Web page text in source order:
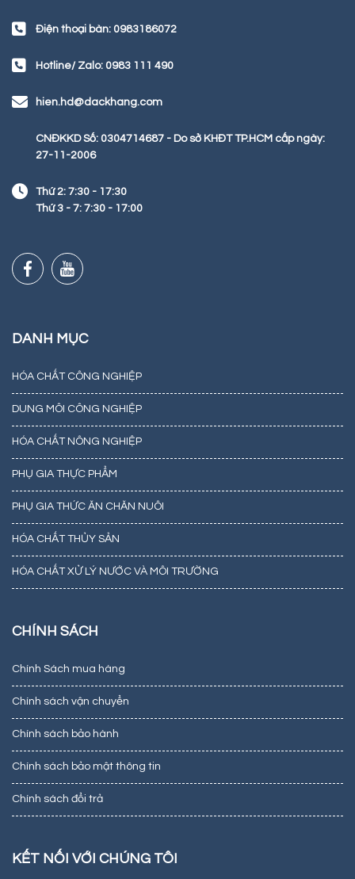
Điện thoại bàn: 0983186072
Hotline/ Zalo: 0983 111 490
hien.hd@dackhang.com
CNĐKKD Số: 0304714687 - Do sở KHĐT TP.HCM cấp ngày:
27-11-2006
Thứ 2: 7:30 - 17:30
Thứ 3 - 7: 7:30 - 17:00
DANH MỤC
HÓA CHẤT CÔNG NGHIỆP
DUNG MÔI CÔNG NGHIỆP
HÓA CHẤT NÔNG NGHIỆP
PHỤ GIA THỰC PHẨM
PHỤ GIA THỨC ĂN CHĂN NUÔI
HÓA CHẤT THỦY SẢN
HÓA CHẤT XỬ LÝ NƯỚC VÀ MÔI TRƯỜNG
CHÍNH SÁCH
Chính Sách mua hàng
Chính sách vận chuyển
Chính sách bảo hành
Chính sách bảo mật thông tin
Chính sách đổi trả
KẾT NỐI VỚI CHÚNG TÔI